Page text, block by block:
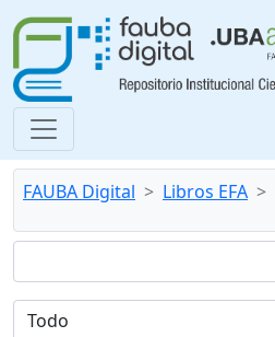
FAUBA Digital Libros EFA